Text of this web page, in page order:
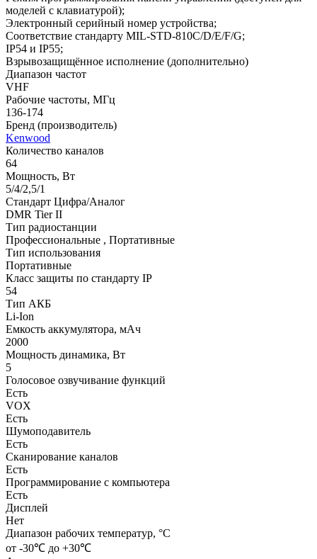
моделей с клавиатурой);
Электронный серийный номер устройства;
Соответствие стандарту MIL-STD-810C/D/E/F/G;
IP54 и IP55;
Взрывозащищённое исполнение (дополнительно)
Диапазон частот
VHF
Рабочие частоты, МГц
136-174
Бренд (производитель)
Kenwood
Количество каналов
64
Мощность, Вт
5/4/2,5/1
Стандарт Цифра/Аналог
DMR Tier II
Тип радиостанции
Профессиональные , Портативные
Тип использования
Портативные
Класс защиты по стандарту IP
54
Тип АКБ
Li-Ion
Емкость аккумулятора, мАч
2000
Мощность динамика, Вт
5
Голосовое озвучивание функций
Есть
VOX
Есть
Шумоподавитель
Есть
Сканирование каналов
Есть
Программирование с компьютера
Есть
Дисплей
Нет
Диапазон рабочих температур, °С
от -30℃ до +30℃